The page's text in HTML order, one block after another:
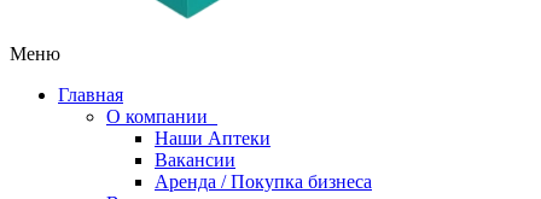
Меню
Главная
О компании
Наши Аптеки
Вакансии
Аренда / Покупка бизнеса